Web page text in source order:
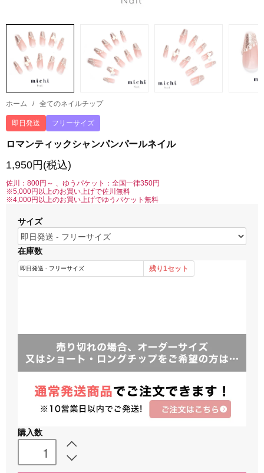
ホーム / 全てのネイルチップ
即日発送 フリーサイズ
ロマンティックシャンパンパールネイル
1,950円(税込)
佐川：800円～ 、ゆうパケット：全国一律350円
※5,000円以上のお買い上げで佐川無料
※4,000円以上のお買い上げでゆうパケット無料
サイズ
在庫数
購入数